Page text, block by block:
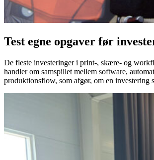
Test egne opgaver før
De fleste investeringer i print-, skære- og
handler om samspillet mellem software,
produktionsflow, som afgør, om en investering